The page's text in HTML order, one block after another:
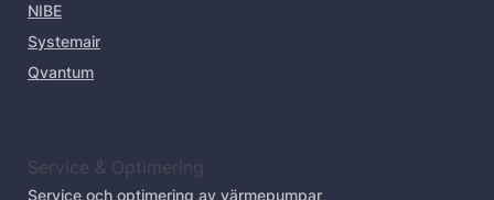
NIBE
Systemair
Qvantum
Service & Optimering
Service och optimering av värmepumpar